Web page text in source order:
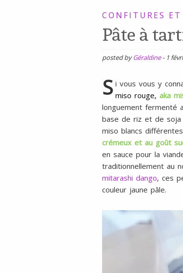
SANS
GLUTEN,
SANS
LAIT,
SOJA,
SANS
ŒUFS
CONFITURES
Pâte à
posted byGéraldine - 1
S i vous vous y
miso rouge, aka
longuement fermenté
base de riz et de soja
miso blancs
crémeux et au goût
en sauce pour la
traditionnellement au
mitarashi dango, ces
couleur jaune pâle.